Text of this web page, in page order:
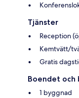
Tjänster
Reception
Kemtvätt/
Gratis
Boendet och
1 byggnad